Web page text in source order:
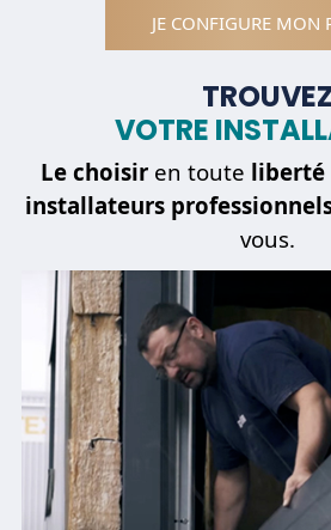
JE CONFIGURE MON
TROUVEZ
VOTRE
Le choisir en toute liberté
installateurs
vous.